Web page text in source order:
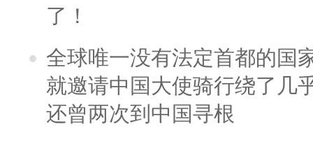
了！
全球唯一没有法定首都的国
就邀请中国大使骑行绕了几
还曾两次到中国寻根